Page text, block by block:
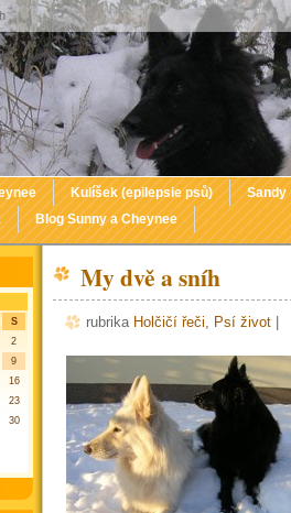
Kulíšek (epilepsie psů)
Sandy
Blog Sunny a Cheynee
My dvě a sníh
rubrika Holčičí řeči Psí život
S
2
9
16
23
30